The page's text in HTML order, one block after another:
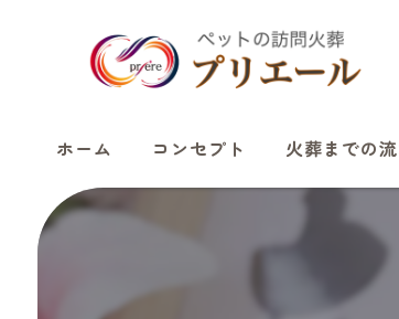
ホーム コンセプト 火葬までの